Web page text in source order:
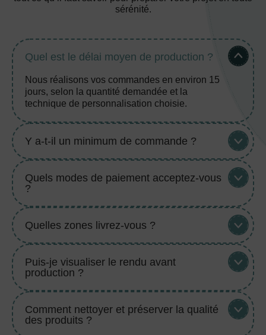
sérénité.
Quel est le délai moyen de production ?
Nous réalisons vos commandes en environ 15
jours, selon la quantité demandée et la
technique de personnalisation choisie.
Y a-t-il un minimum de commande ?
Quels modes de paiement acceptez-vous
?
Quelles zones livrez-vous ?
Puis-je visualiser le rendu avant
production ?
Comment nettoyer et préserver la qualité
des produits ?